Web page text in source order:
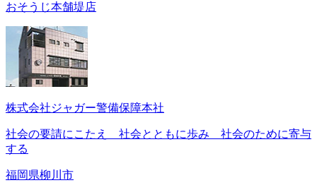
おそうじ本舗堤店
株式会社ジャガー警備保障本社
社会の要請にこたえ 社会とともに歩み 社会のために寄与
する
福岡県柳川市